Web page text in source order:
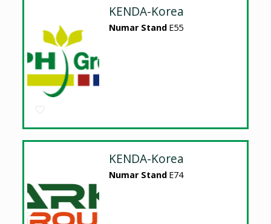
KENDA-Korea
Numar Stand E55
KENDA-Korea
Numar Stand E74